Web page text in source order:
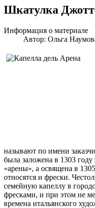
Шкатулка
Информация о материале
Автор: Ольга
называют по имени
была заложена в 1303
«арены», а освящена в
относятся и фрески.
семейную капеллу в
фресками, и при этом не
времена итальянского